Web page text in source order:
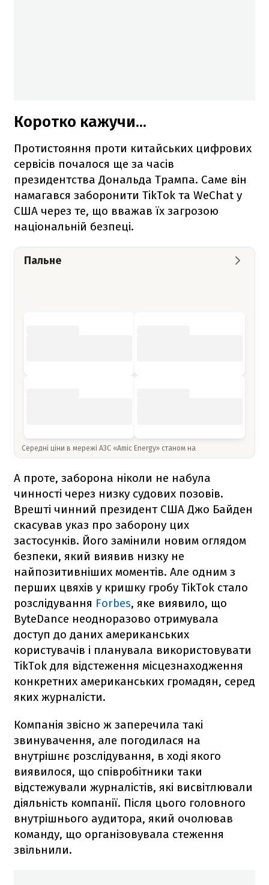
Коротко кажучи...
Протистояння проти китайських цифрових
сервісів почалося ще за часів
президентства Дональда Трампа. Саме він
намагався заборонити TikTok та WeChat у
США через те, що вважав їх загрозою
національній безпеці.
Пальне
Середні ціни в мережі АЗС «Amic Energy» станом на
А проте, заборона ніколи не набула
чинності через низку судових позовів.
Врешті чинний президент США Джо Байден
скасував указ про заборону цих
застосунків. Його замінили новим оглядом
безпеки, який виявив низку не
найпозитивніших моментів. Але одним з
перших цвяхів у кришку гробу TikTok стало
розслідування Forbes, яке виявило, що
ByteDance неодноразово отримувала
доступ до даних американських
користувачів і планувала використовувати
TikTok для відстеження місцезнаходження
конкретних американських громадян, серед
яких журналісти.
Компанія звісно ж заперечила такі
звинувачення, але погодилася на
внутрішнє розслідування, в ході якого
виявилося, що співробітники таки
відстежували журналістів, які висвітлювали
діяльність компанії. Після цього головного
внутрішнього аудитора, який очолював
команду, що організовувала стеження
звільнили.